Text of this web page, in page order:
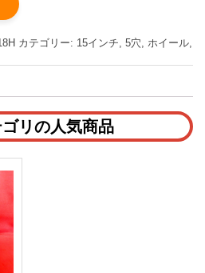
カテゴリー: 15インチ 5穴 ホイール
リの人気商品